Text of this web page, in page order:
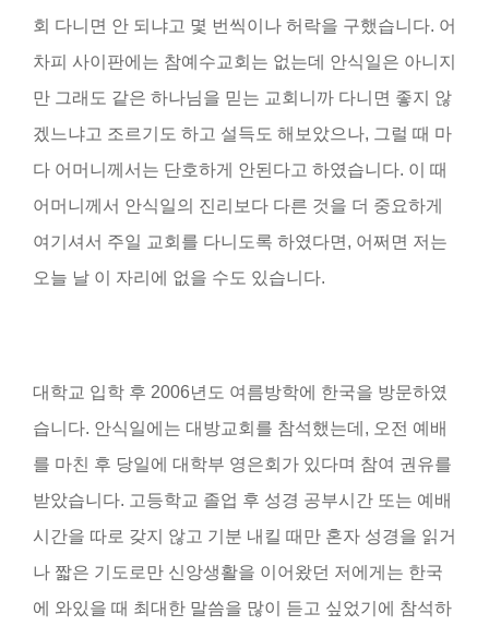
회 다니면 안 되냐고 몇 번씩이나 허락을 구했습니다. 어
차피 사이판에는 참예수교회는 없는데 안식일은 아니지
만 그래도 같은 하나님을 믿는 교회니까 다니면 좋지 않
겠느냐고 조르기도 하고 설득도 해보았으나, 그럴 때 마
다 어머니께서는 단호하게 안된다고 하였습니다. 이 때
어머니께서 안식일의 진리보다 다른 것을 더 중요하게
여기셔서 주일 교회를 다니도록 하였다면, 어쩌면 저는
오늘 날 이 자리에 없을 수도 있습니다.
대학교 입학 후 2006년도 여름방학에 한국을 방문하였
습니다. 안식일에는 대방교회를 참석했는데, 오전 예배
를 마친 후 당일에 대학부 영은회가 있다며 참여 권유를
받았습니다. 고등학교 졸업 후 성경 공부시간 또는 예배
시간을 따로 갖지 않고 기분 내킬 때만 혼자 성경을 읽거
나 짧은 기도로만 신앙생활을 이어왔던 저에게는 한국
에 와있을 때 최대한 말씀을 많이 듣고 싶었기에 참석하